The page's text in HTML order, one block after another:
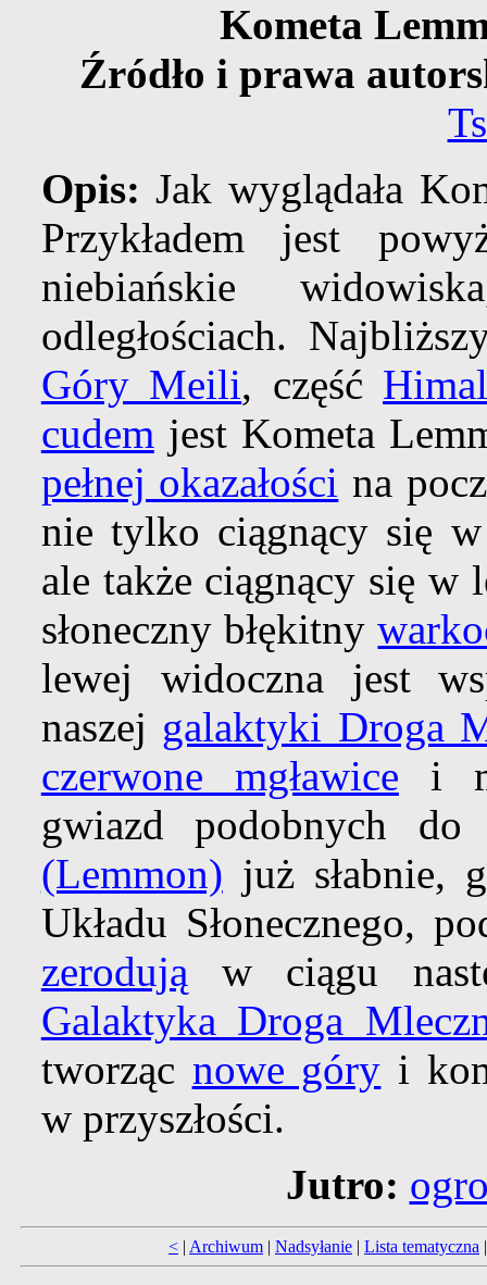
Kometa
Źródło i prawa
Opis: Jak wyglądała
Przykładem jest
niebiańskie
odległościach.
Góry Meili, część
cudem jest Kometa
pełnej okazałości na
nie tylko ciągnący się
ale także ciągnący się w
słoneczny błękitny
lewej widoczna jest
naszej galaktyki Droga
czerwone mgławice i
gwiazd podobnych
(Lemmon) już słabnie,
Układu Słonecznego,
zerodują w ciągu
Galaktyka Droga
tworząc nowe góry i
w przyszłości.
Jutro:
< | Archiwum | Nadsyłanie | Lista tematyczna